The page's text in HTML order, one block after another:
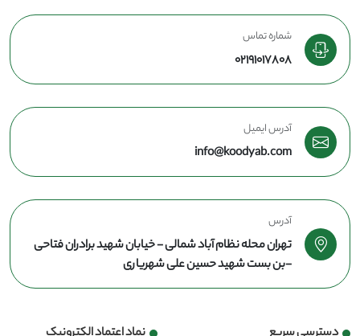
شماره تماس
02191017808
آدرس ایمیل
info@koodyab.com
آدرس
تهران محله نظام آباد شمالی - خیابان شهید برادران فتاحی
-بن بست شهید حسین علی شهریاری